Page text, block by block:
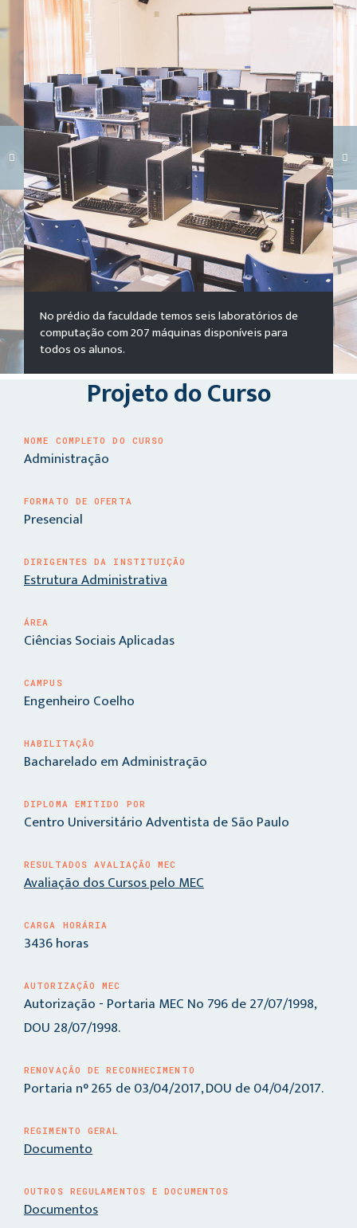
Carregando galeria...
No prédio da faculdade temos seis laboratórios de
computação com 207 máquinas disponíveis para
todos os alunos.
Projeto do Curso
NOME COMPLETO DO CURSO
Administração
FORMATO DE OFERTA
Presencial
DIRIGENTES DA INSTITUIÇÃO
Estrutura Administrativa
ÁREA
Ciências Sociais Aplicadas
CAMPUS
Engenheiro Coelho
HABILITAÇÃO
Bacharelado em Administração
DIPLOMA EMITIDO POR
Centro Universitário Adventista de São Paulo
RESULTADOS AVALIAÇÃO MEC
Avaliação dos Cursos pelo MEC
CARGA HORÁRIA
3436 horas
AUTORIZAÇÃO MEC
Autorização - Portaria MEC No 796 de 27/07/1998,
DOU 28/07/1998.
RENOVAÇÃO DE RECONHECIMENTO
Portaria n° 265 de 03/04/2017, DOU de 04/04/2017.
REGIMENTO GERAL
Documento
OUTROS REGULAMENTOS E DOCUMENTOS
Documentos